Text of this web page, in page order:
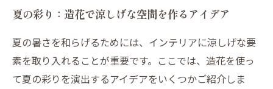
夏の彩り：造花で涼しげな空間を作るアイデア
夏の暑さを和らげるためには、インテリアに涼しげな要
素を取り入れることが重要です。ここでは、造花を使っ
て夏の彩りを演出するアイデアをいくつかご紹介しま